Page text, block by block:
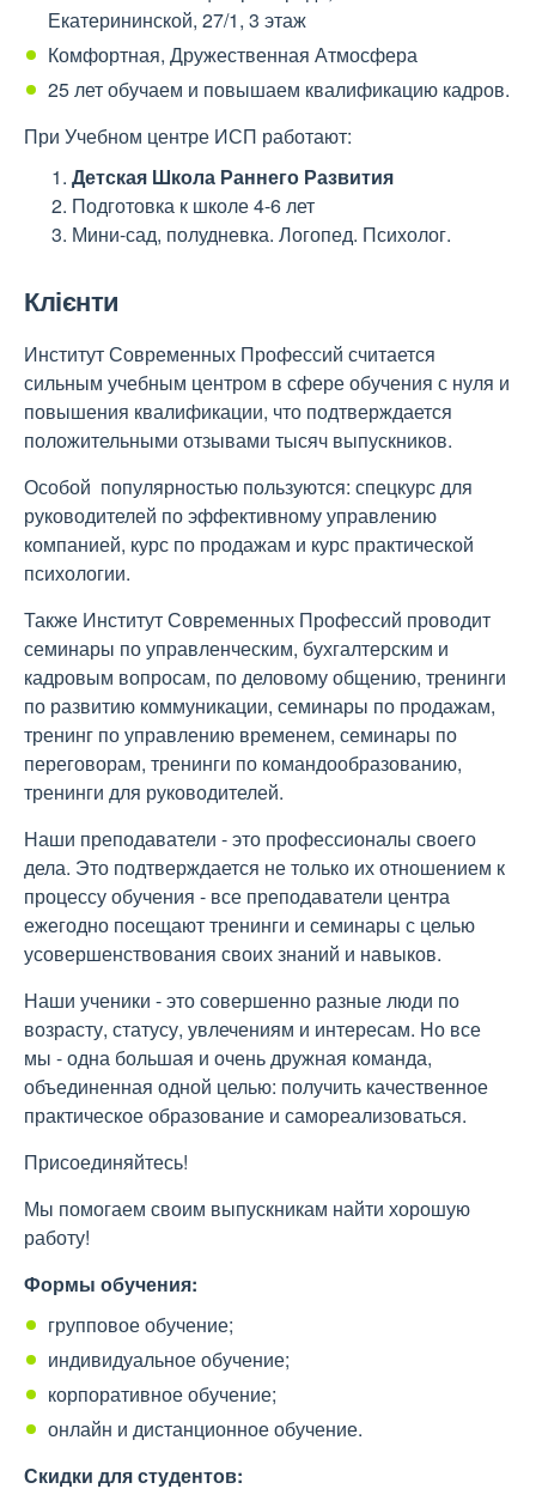
Екатерининской, 27/1, 3 этаж
Комфортная, Дружественная Атмосфера
25 лет обучаем и повышаем квалификацию кадров.
При Учебном центре ИСП работают:
Детская Школа Раннего Развития
Подготовка к школе 4-6 лет
Мини-сад, полудневка. Логопед. Психолог.
Клієнти
Институт Современных Профессий считается
сильным учебным центром в сфере обучения с нуля и
повышения квалификации, что подтверждается
положительными отзывами тысяч выпускников.
Особой популярностью пользуются: спецкурс для
руководителей по эффективному управлению
компанией, курс по продажам и курс практической
психологии.
Также Институт Современных Профессий проводит
семинары по управленческим, бухгалтерским и
кадровым вопросам, по деловому общению, тренинги
по развитию коммуникации, семинары по продажам,
тренинг по управлению временем, семинары по
переговорам, тренинги по командообразованию,
тренинги для руководителей.
Наши преподаватели - это профессионалы своего
дела. Это подтверждается не только их отношением к
процессу обучения - все преподаватели центра
ежегодно посещают тренинги и семинары с целью
усовершенствования своих знаний и навыков.
Наши ученики - это совершенно разные люди по
возрасту, статусу, увлечениям и интересам. Но все
мы - одна большая и очень дружная команда,
объединенная одной целью: получить качественное
практическое образование и самореализоваться.
Присоединяйтесь!
Мы помогаем своим выпускникам найти хорошую
работу!
Формы обучения:
групповое обучение;
индивидуальное обучение;
корпоративное обучение;
онлайн и дистанционное обучение.
Скидки для студентов: